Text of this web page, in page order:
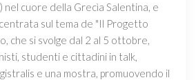
nel cuore della Grecìa Salentina, e
sul tema de "Il Progetto
che si svolge dal 2 al 5 ottobre,
studenti e cittadini in talk,
e una mostra, promuovendo il